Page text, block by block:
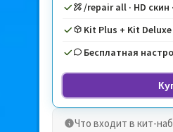
/repair all · HD скин
Kit Plus + Kit Deluxe
Бесплатная
Что входит в кит-